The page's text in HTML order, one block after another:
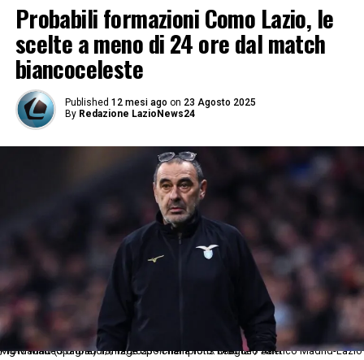
Probabili formazioni Como Lazio, le
scelte a meno di 24 ore dal match
biancoceleste
Published 12 mesi ago on 23 Agosto 2025
By Redazione LazioNews24
Mg Madrid (Spagna) 13/12/2023 - Champions League / Atletico Madrid-Lazio / foto Matteo Gribaudi/Image Sport nella foto: Maurizio Sarri